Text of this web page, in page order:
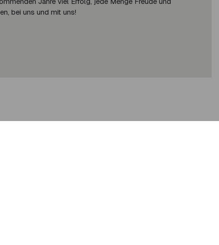
bei uns und mit uns!